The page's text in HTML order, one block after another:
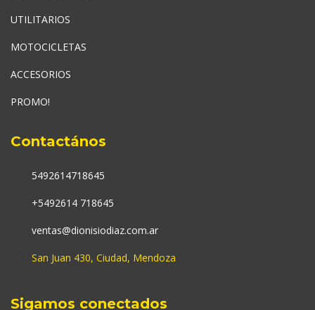
UTILITARIOS
MOTOCICLETAS
ACCESORIOS
PROMO!
Contactános
5492614718645
+5492614 718645
ventas@dionisiodiaz.com.ar
San Juan 430, Ciudad, Mendoza
Sigamos conectados